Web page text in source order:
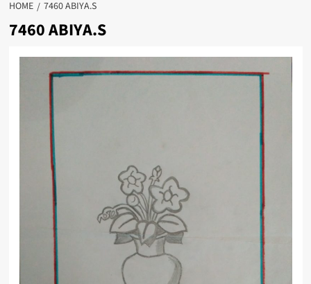
HOME 7460 ABIYA.S
7460 ABIYA.S